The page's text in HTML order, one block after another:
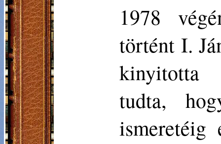
1978
történt I.
kinyitotta
tudta,